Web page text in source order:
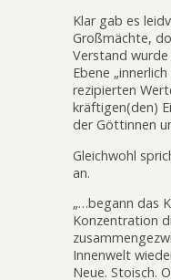
Klar gab es
Großmächte,
Verstand
Ebene
rezipierten
kräftigen(den)
der Göttinnen
Gleichwohl
an.
„…begann das
Konzentration
Innenwelt
Neue. Stoisch.